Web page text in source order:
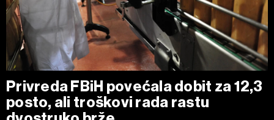
Privreda FBiH povećala dobit za 12,3
posto, ali troškovi rada rastu